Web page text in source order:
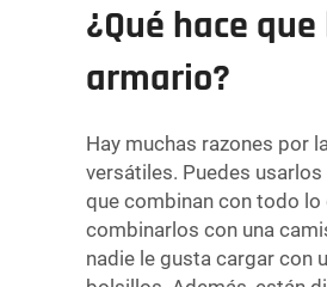
¿Qué hace
armario?
Hay muchas razones por
versátiles. Puedes
que combinan con todo lo
combinarlos con una
nadie le gusta cargar con